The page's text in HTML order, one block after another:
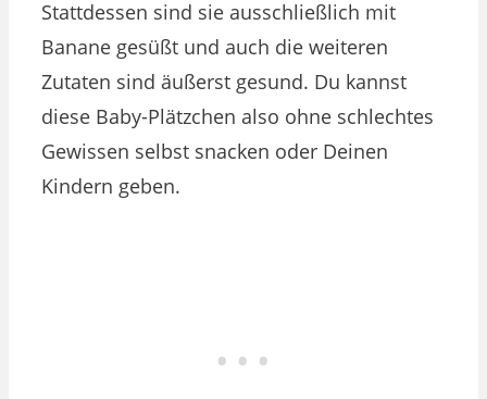
Stattdessen sind sie ausschließlich mit
Banane gesüßt und auch die weiteren
Zutaten sind äußerst gesund. Du kannst
diese Baby-Plätzchen also ohne schlechtes
Gewissen selbst snacken oder Deinen
Kindern geben.